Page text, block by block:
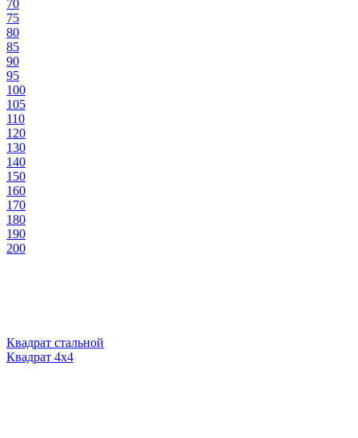
70
75
80
85
90
95
100
105
110
120
130
140
150
160
170
180
190
200
Квадрат стальной
Квадрат 4х4